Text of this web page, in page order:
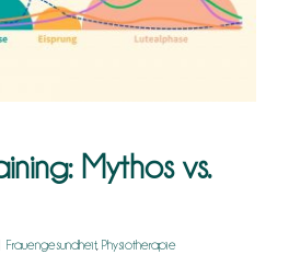
Physiotherapie
Mythos vs.
Frauengesundheit, Physiotherapie